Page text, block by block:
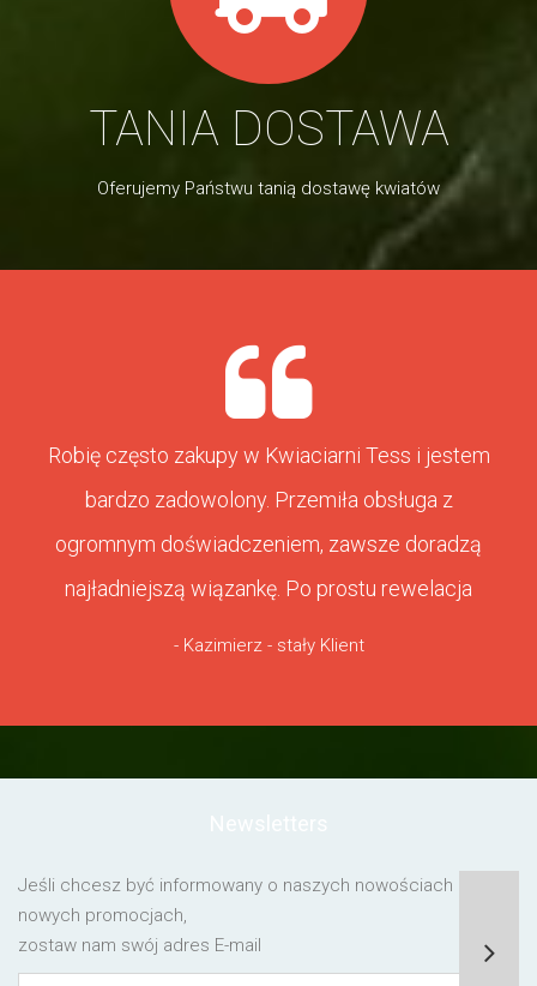
TANIA DOSTAWA
Oferujemy Państwu tanią dostawę kwiatów
Robię często zakupy w Kwiaciarni Tess i jestem
bardzo zadowolony. Przemiła obsługa z
ogromnym doświadczeniem, zawsze doradzą
najładniejszą wiązankę. Po prostu rewelacja
- Kazimierz - stały Klient
Jeśli chcesz być informowany o naszych nowościach lub o
nowych promocjach,
zostaw nam swój adres E-mail